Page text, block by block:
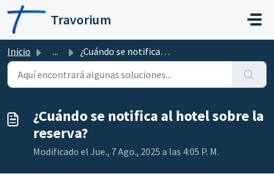
Ir al contenido principal
Travorium
Inicio ... ¿Cuándo se notifica al hotel sobre la reserva?
¿Cuándo se notifica al hotel sobre la
reserva?
Modificado el Jue., 7 Ago., 2025 a las 4:05 P. M.